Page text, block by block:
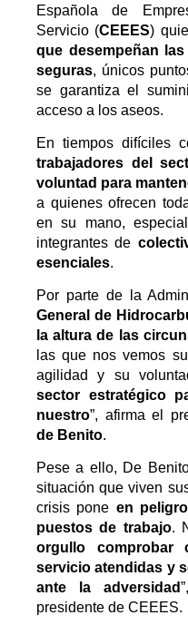
Española de
Servicio (CEEES)
que desempeñan
seguras, únicos
se garantiza el
acceso a los aseos.
En tiempos difíciles
trabajadores del
voluntad para
a quienes ofrecen
en su mano,
integrantes de
esenciales.
Por parte de la
General de
la altura de las
las que nos vemos
agilidad y su
sector estratégico
nuestro”, afirma el
de Benito.
Pese a ello, De
situación que viven
crisis pone en
puestos de trabajo.
orgullo comprobar
servicio atendidas y
ante la adversidad
presidente de CEEES.